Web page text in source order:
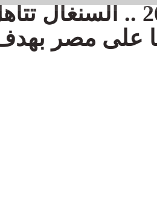
كان المغرب 2025 ..
على مصر